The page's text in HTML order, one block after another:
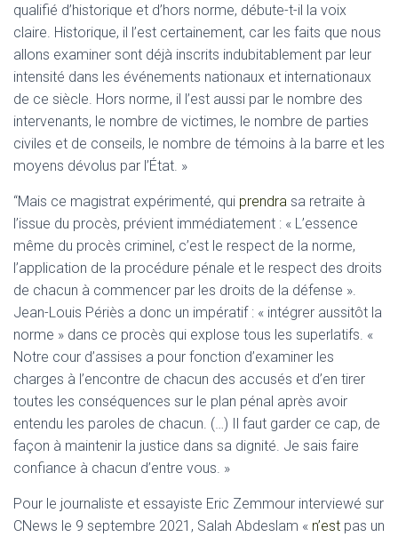
qualifié d’historique et d’hors norme, débute-t-il la voix
claire. Historique, il l’est certainement, car les faits que nous
allons examiner sont déjà inscrits indubitablement par leur
intensité dans les événements nationaux et internationaux
de ce siècle. Hors norme, il l’est aussi par le nombre des
intervenants, le nombre de victimes, le nombre de parties
civiles et de conseils, le nombre de témoins à la barre et les
moyens dévolus par l’État. »
“Mais ce magistrat expérimenté, qui prendra sa retraite à
l’issue du procès, prévient immédiatement : « L’essence
même du procès criminel, c’est le respect de la norme,
l’application de la procédure pénale et le respect des droits
de chacun à commencer par les droits de la défense ».
Jean-Louis Périès a donc un impératif : « intégrer aussitôt la
norme » dans ce procès qui explose tous les superlatifs. «
Notre cour d’assises a pour fonction d’examiner les
charges à l’encontre de chacun des accusés et d’en tirer
toutes les conséquences sur le plan pénal après avoir
entendu les paroles de chacun. (…) Il faut garder ce cap, de
façon à maintenir la justice dans sa dignité. Je sais faire
confiance à chacun d’entre vous. »
Pour le journaliste et essayiste Eric Zemmour interviewé sur
CNews le 9 septembre 2021, Salah Abdeslam « n’est pas un